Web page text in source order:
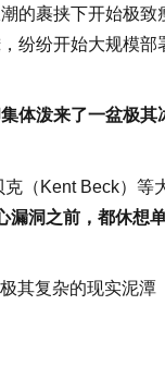
的裹挟下开始极致
纷纷开始大规模部
体泼来了一盆极其
（Kent Beck）等
漏洞之前，都休想
其复杂的现实泥潭